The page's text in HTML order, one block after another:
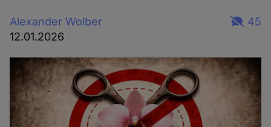
Alexander Wolber
12.01.2026
45